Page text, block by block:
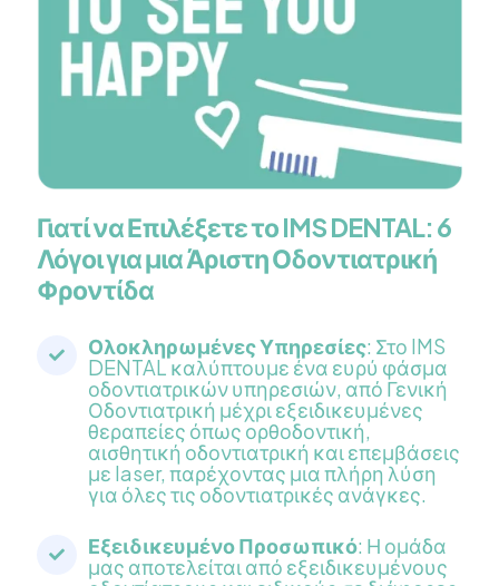
Γιατί να Επιλέξετε το IMS DENTAL: 6
Λόγοι για μια Άριστη Οδοντιατρική
Φροντίδα
Ολοκληρωμένες Υπηρεσίες: Στο IMS
DENTAL καλύπτουμε ένα ευρύ φάσμα
οδοντιατρικών υπηρεσιών, από Γενική
Οδοντιατρική μέχρι εξειδικευμένες
θεραπείες όπως ορθοδοντική,
αισθητική οδοντιατρική και επεμβάσεις
με laser, παρέχοντας μια πλήρη λύση
για όλες τις οδοντιατρικές ανάγκες.
Εξειδικευμένο Προσωπικό: Η ομάδα
μας αποτελείται από εξειδικευμένους